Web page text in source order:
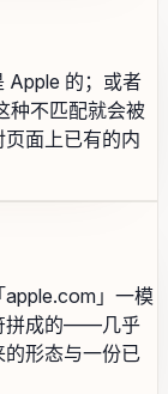
Apple 的；或者
不匹配就会被
面上已有的内
」一模
拼成的——几乎
形态与一份已